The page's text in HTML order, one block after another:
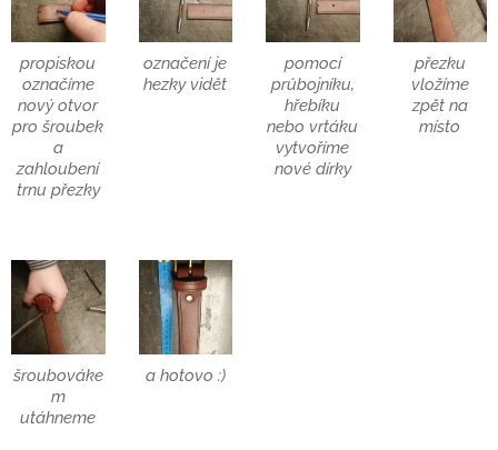
propiskou
označíme
nový otvor
pro šroubek
a
zahloubení
trnu přezky
označení je
hezky vidět
pomocí
průbojníku,
hřebíku
nebo vrtáku
vytvoříme
nové dírky
přezku
vložíme
zpět na
místo
šroubováke
m
utáhneme
a hotovo :)